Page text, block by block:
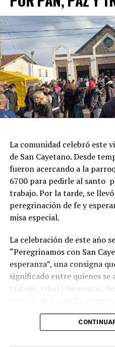
La comunidad celebró este
de San Cayetano. Desde
fueron acercando a la
6700 para pedirle al santo
trabajo. Por la tarde, se
peregrinación de fe y
misa especial.
La celebración de este año
“Peregrinamos con San
esperanza”, una consigna
significado entre quienes
trabajo, salud y bienestar.
La imagen del santo salió